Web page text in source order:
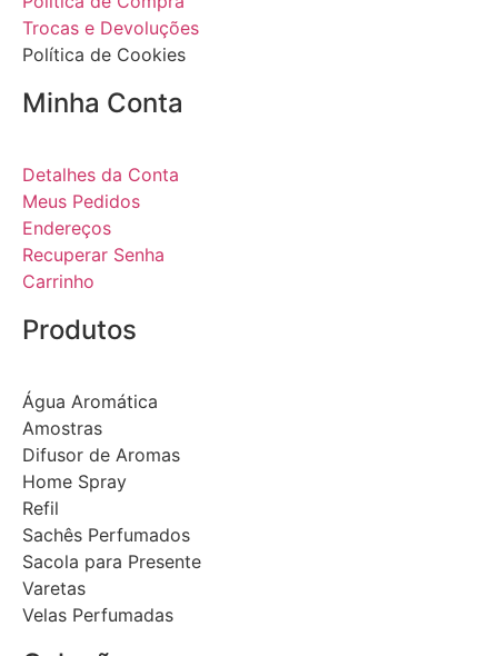
Trocas e Devoluções
Política de Cookies
Minha Conta
Detalhes da Conta
Meus Pedidos
Endereços
Recuperar Senha
Carrinho
Produtos
Água Aromática
Amostras
Difusor de Aromas
Home Spray
Refil
Sachês Perfumados
Sacola para Presente
Varetas
Velas Perfumadas